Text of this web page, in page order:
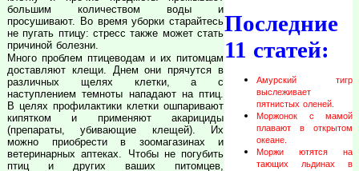
большим количеством воды и
просушивают. Во время уборки старайтесь
не пугать птицу: стресс также может стать
причиной болезни.
Много проблем птицеводам и их питомцам
доставляют клещи. Днем они прячутся в
различных щелях клетки, а с
наступлением темноты нападают на птиц.
В целях профилактики клетки ошпаривают
кипятком и применяют акарициды
(препараты, убивающие клещей). Их
можно приобрести в зоомагазинах и
ветеринарных аптеках. Чтобы не погубить
птиц и других ваших питомцев,
Последние
11 статей:
Амурский тигр
выслеживает
пятнистых оленей.
Моржонок с мамой
плавают в открытом
океане.
Моржи ютятся на
тающих льдинах в